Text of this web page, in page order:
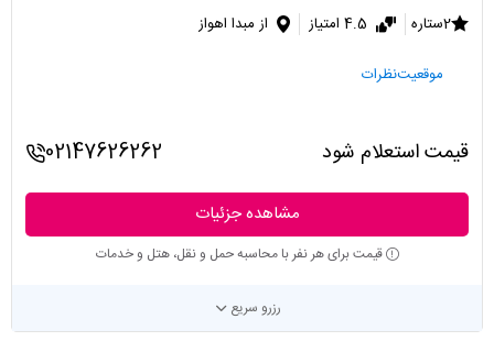
2ستاره 4.5 امتیاز از مبدا اهواز
موقعیتنظرات
قیمت استعلام شود 02147626262
مشاهده جزئیات
قیمت برای هر نفر با محاسبه حمل و نقل، هتل و خدمات
رزرو سریع